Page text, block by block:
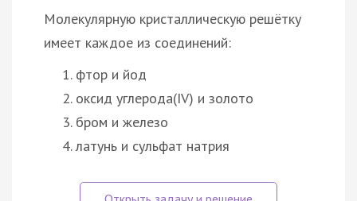
Молекулярную кристаллическую решётку
имеет каждое из соединений:
фтор и йод
оксид углерода(IV) и золото
бром и железо
латунь и сульфат натрия